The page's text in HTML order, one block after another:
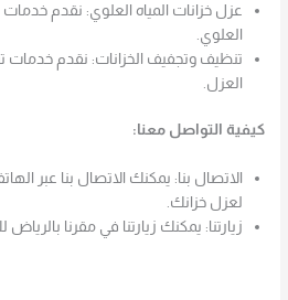
عزل خزانات المياه العلوي: نقدم خدمات
العلوي.
تنظيف وتجفيف الخزانات: نقدم خدمات
العزل.
كيفية التواصل معنا:
الاتصال بنا: يمكنك الاتصال بنا عبر
لعزل خزانك.
زيارتنا: يمكنك زيارتنا في مقرنا